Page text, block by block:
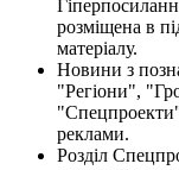
розміщена в
матеріалу.
Новини з
"Регіони",
реклами.
Розділ